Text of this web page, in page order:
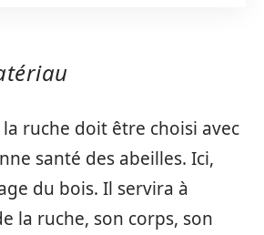
ruche doit être choisi avec
santé des abeilles. Ici,
du bois. Il servira à
la ruche, son corps, son